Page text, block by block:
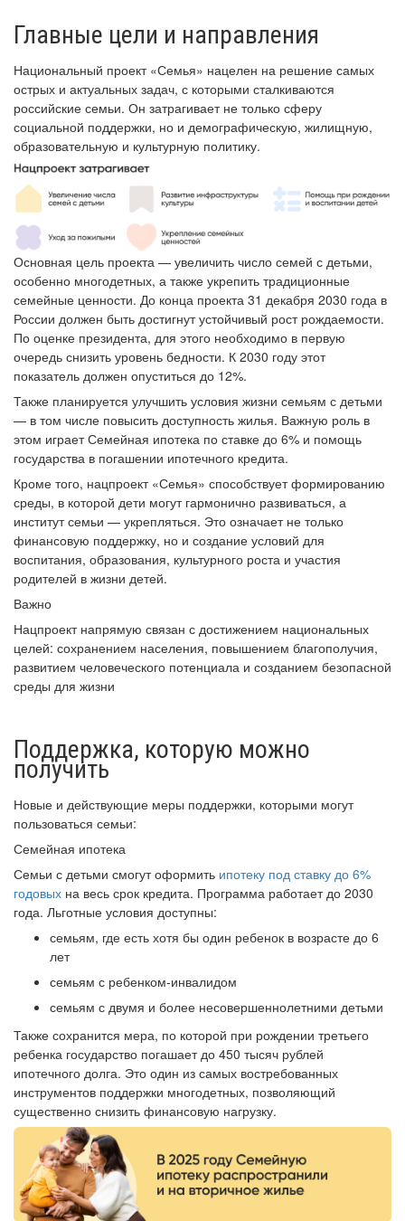
Главные цели и направления
Национальный проект «Семья» нацелен на решение самых
острых и актуальных задач, с которыми сталкиваются
российские семьи. Он затрагивает не только сферу
социальной поддержки, но и демографическую, жилищную,
образовательную и культурную политику.
Основная цель проекта — увеличить число семей с детьми,
особенно многодетных, а также укрепить традиционные
семейные ценности. До конца проекта 31 декабря 2030 года в
России должен быть достигнут устойчивый рост рождаемости.
По оценке президента, для этого необходимо в первую
очередь снизить уровень бедности. К 2030 году этот
показатель должен опуститься до 12%.
Также планируется улучшить условия жизни семьям с детьми
— в том числе повысить доступность жилья. Важную роль в
этом играет Семейная ипотека по ставке до 6% и помощь
государства в погашении ипотечного кредита.
Кроме того, нацпроект «Семья» способствует формированию
среды, в которой дети могут гармонично развиваться, а
институт семьи — укрепляться. Это означает не только
финансовую поддержку, но и создание условий для
воспитания, образования, культурного роста и участия
родителей в жизни детей.
Важно
Нацпроект напрямую связан с достижением национальных
целей: сохранением населения, повышением благополучия,
развитием человеческого потенциала и созданием безопасной
среды для жизни
Поддержка, которую можно
получить
Новые и действующие меры поддержки, которыми могут
пользоваться семьи:
Семейная ипотека
Семьи с детьми смогут оформить ипотеку под ставку до 6%
годовых на весь срок кредита. Программа работает до 2030
года. Льготные условия доступны:
семьям, где есть хотя бы один ребенок в возрасте до 6
лет
семьям с ребенком-инвалидом
семьям с двумя и более несовершеннолетними детьми
Также сохранится мера, по которой при рождении третьего
ребенка государство погашает до 450 тысяч рублей
ипотечного долга. Это один из самых востребованных
инструментов поддержки многодетных, позволяющий
существенно снизить финансовую нагрузку.